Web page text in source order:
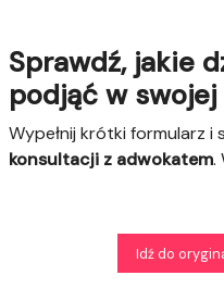
Sprawdź, jakie
podjąć w
Wypełnij krótki formularz i
konsultacji z adwokatem.
Idź do